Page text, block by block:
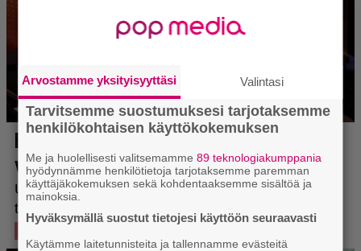
Arvostamme yksityisyyttäsi Valintasi
Tarvitsemme suostumuksesi tarjotaksemme
henkilökohtaisen käyttökokemuksen
Me ja huolellisesti valitsemamme89 teknologiakumppania
hyödynnämme henkilötietoja tarjotaksemme paremman
käyttäjäkokemuksen sekä kohdentaaksemme sisältöä ja
mainoksia.
Hyväksymällä suostut tietojesi käyttöön seuraavasti
Käytämme laitetunnisteita ja tallennamme evästeitä